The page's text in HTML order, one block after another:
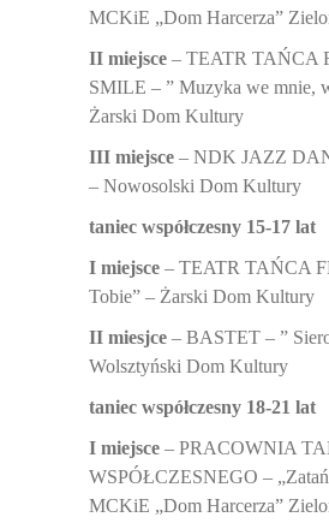
MCKiE „Dom Harcerza”
II miejsce – TEATR TAŃCA
SMILE – ” Muzyka we mnie,
Żarski Dom Kultury
III miejsce – NDK JAZZ
– Nowosolski Dom Kultury
taniec współczesny 15-17 lat
I miejsce – TEATR TAŃCA
Tobie” – Żarski Dom Kultury
II miesjce – BASTET – ”
Wolsztyński Dom Kultury
taniec współczesny 18-21 lat
I miejsce – PRACOWNIA
WSPÓŁCZESNEGO –
MCKiE „Dom Harcerza”